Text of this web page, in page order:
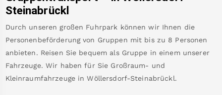
Steinabrückl
Durch unseren großen Fuhrpark können wir Ihnen die
Personenbeförderung von Gruppen mit bis zu 8 Personen
anbieten. Reisen Sie bequem als Gruppe in einem unserer
Fahrzeuge. Wir haben für Sie Großraum- und
Kleinraumfahrzeuge in Wöllersdorf-Steinabrückl.